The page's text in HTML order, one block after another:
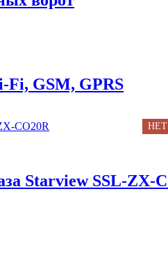
Fi, GSM, GPRS
НЕТ
Starview SSL-ZX-